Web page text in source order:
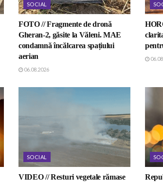
SOCIAL
FOTO // Fragmente de dronă
Gheran-2, găsite la Văleni. MAE
condamnă încălcarea spațiului
aerian
06.08.2026
SOCIAL
VIDEO // Resturi vegetale rămase